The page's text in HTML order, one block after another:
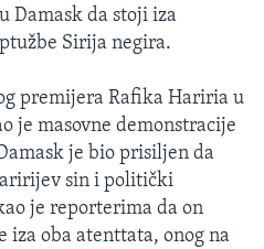
Damask da stoji iza
Sirija negira.
premijera Rafika Hariria u
je masovne demonstracije
je bio prisiljen da
sin i politički
je reporterima da on
iza oba atenttata, onog na